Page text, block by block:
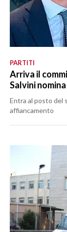
PARTITI
Arriva il
Salvini nomina
Entra al posto del
affiancamento